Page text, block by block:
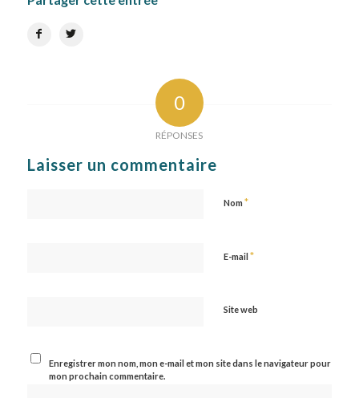
0
RÉPONSES
Laisser un commentaire
Nom *
E-mail *
Site web
Enregistrer mon nom, mon e-mail et mon site dans le navigateur pour
mon prochain commentaire.